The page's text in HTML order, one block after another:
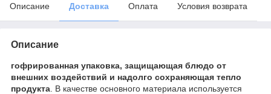
Описание Доставка Оплата Условия возврата
Описание
гофрированная упаковка, защищающая блюдо от
внешних воздействий и надолго сохраняющая тепло
продукта . В качестве основного материала используется